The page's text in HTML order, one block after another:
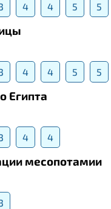
4 4 5 5
4 4 5 5
Египта
4 4
месопотамии